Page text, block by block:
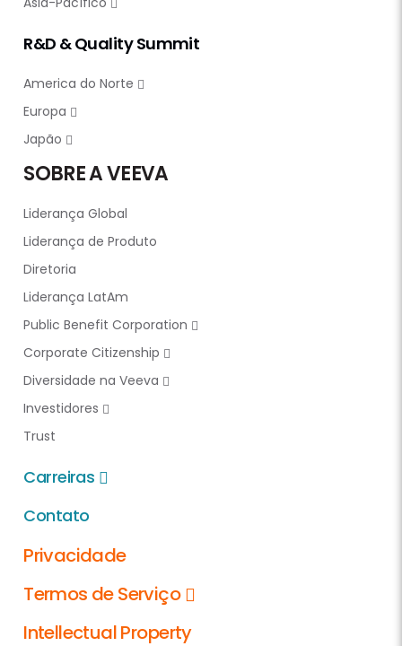
R&D & Quality Summit
America do Norte
Europa
Japão
SOBRE A VEEVA
Liderança Global
Liderança de Produto
Diretoria
Liderança LatAm
Public Benefit Corporation
Corporate Citizenship
Diversidade na Veeva
Investidores
Trust
Carreiras
Contato
Privacidade
Termos de Serviço
Intellectual Property